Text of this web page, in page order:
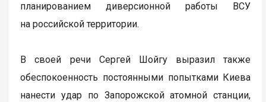
планированием диверсионной работы ВСУ
на российской территории.
В своей речи Сергей Шойгу выразил также
обеспокоенность постоянными попытками Киева
нанести удар по Запорожской атомной станции,